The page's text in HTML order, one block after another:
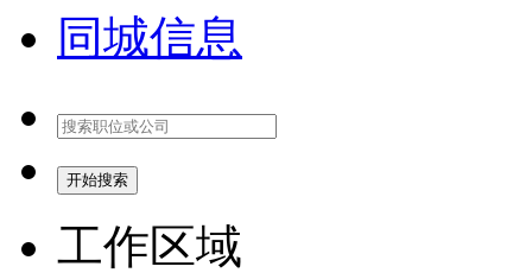
同城信息
开始搜索
工作区域